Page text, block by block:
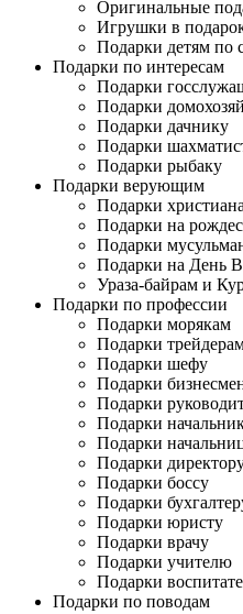
Оригинальные
Игрушки в
Подарки детям по
Подарки по интересам
Подарки
Подарки
Подарки дачнику
Подарки
Подарки рыбаку
Подарки верующим
Подарки
Подарки на
Подарки
Подарки на День
Ураза-байрам и
Подарки по профессии
Подарки морякам
Подарки
Подарки шефу
Подарки
Подарки
Подарки
Подарки
Подарки
Подарки боссу
Подарки
Подарки юристу
Подарки врачу
Подарки учителю
Подарки
Подарки по поводам